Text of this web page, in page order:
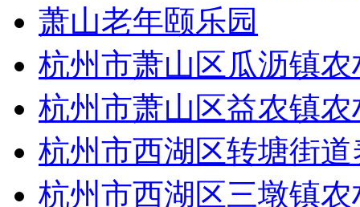
萧山老年颐乐园
杭州市萧山区瓜沥镇
杭州市萧山区益农镇
杭州市西湖区转塘街
杭州市西湖区三墩镇